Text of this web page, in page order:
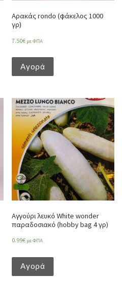
Αρακάς rondo (φάκελος 1000
γρ)
7.50€ με ΦΠΑ
Αγορά
Αγγούρι λευκό White wonder
παραδοσιακό (hobby bag 4 γρ)
0.99€ με ΦΠΑ
Αγορά